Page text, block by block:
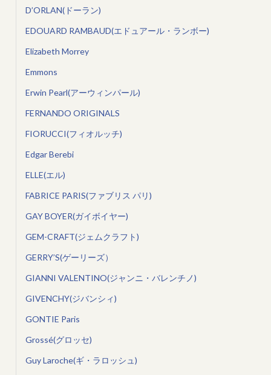
D’ORLAN(ドーラン)
EDOUARD RAMBAUD(エドュアール・ランボー)
Elizabeth Morrey
Emmons
Erwin Pearl(アーウィンパール)
FERNANDO ORIGINALS
FIORUCCI(フィオルッチ)
Edgar Berebi
ELLE(エル)
FABRICE PARIS(ファブリス パリ)
GAY BOYER(ガイボイヤー)
GEM-CRAFT(ジェムクラフト)
GERRY’S(ゲーリーズ）
GIANNI VALENTINO(ジャンニ・バレンチノ)
GIVENCHY(ジバンシィ)
GONTIE Paris
Grossé(グロッセ)
Guy Laroche(ギ・ラロッシュ)